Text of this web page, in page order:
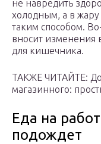
не навредить
холодным, а в жару
таким способом.
вносит изменения
для кишечника.
ТАКЖЕ ЧИТАЙТЕ:
магазинного:
Еда на
подождет